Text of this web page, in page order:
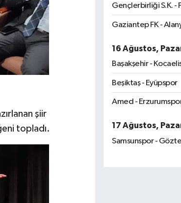
şiir
topladı.
Gençlerbirliği S.K. -
Gaziantep FK -
16 Ağustos,
Başakşehir -
Beşiktaş - Eyüpspor
Amed -
17 Ağustos,
Samsunspor -